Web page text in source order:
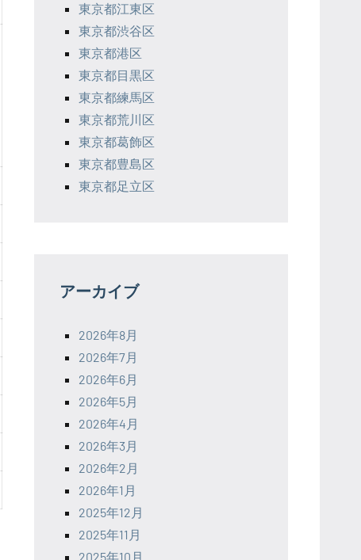
東京都江東区
東京都渋谷区
東京都港区
東京都目黒区
東京都練馬区
東京都荒川区
東京都葛飾区
東京都豊島区
東京都足立区
アーカイブ
2026年8月
2026年7月
2026年6月
2026年5月
2026年4月
2026年3月
2026年2月
2026年1月
2025年12月
2025年11月
2025年10月